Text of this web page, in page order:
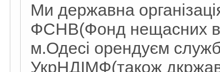
Ми державна
ФСНВ(Фонд нещасних
м.Одесі орендуєм
УкрНДІМФ(також